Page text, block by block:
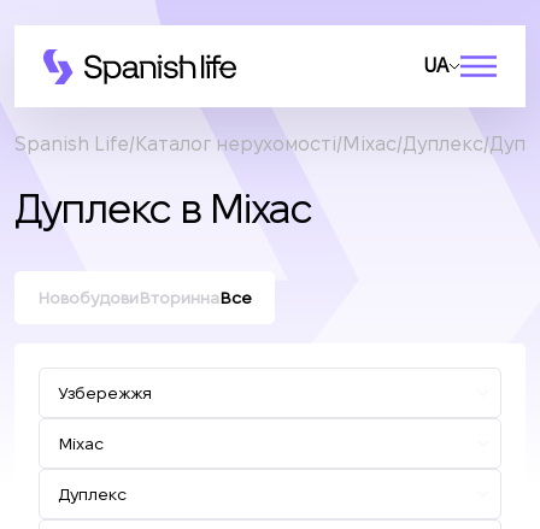
UA
Spanish Life Каталог нерухомості Міхас Дуплекс
Дуплекс в Міхас
НовобудовиВториннаВсе